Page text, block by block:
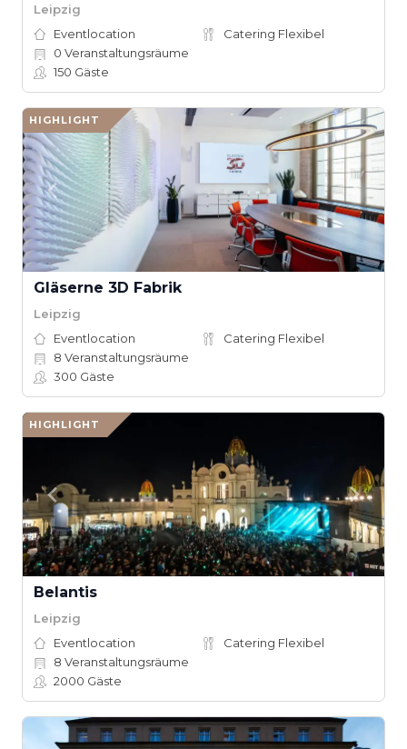
Leipzig
Eventlocation
Catering Flexibel
0 Veranstaltungsräume
150 Gäste
HIGHLIGHT
Gläserne 3D Fabrik
Leipzig
Eventlocation
Catering Flexibel
8 Veranstaltungsräume
300 Gäste
HIGHLIGHT
Belantis
Leipzig
Eventlocation
Catering Flexibel
8 Veranstaltungsräume
2000 Gäste